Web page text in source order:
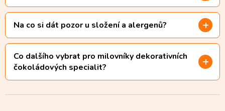
Na co si dát pozor u složení a alergenů?
Co dalšího vybrat pro milovníky dekorativních
čokoládových specialit?